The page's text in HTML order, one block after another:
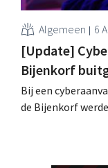
Algemeen 6
[Update]
Bijenkorf
Bij een
de Bijenkorf